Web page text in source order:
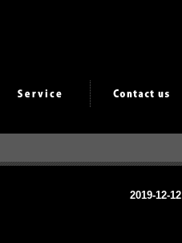
2019-12-12